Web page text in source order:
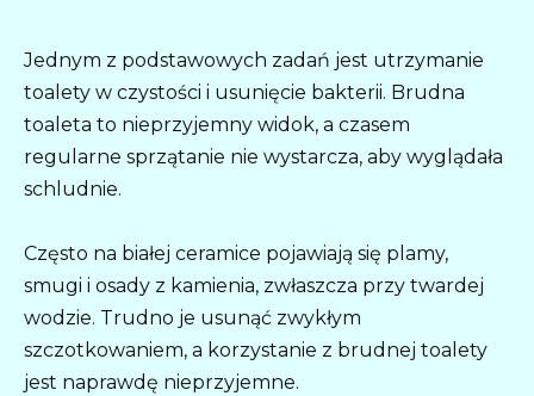
Jednym z podstawowych zadań jest utrzymanie
toalety w czystości i usunięcie bakterii. Brudna
toaleta to nieprzyjemny widok, a czasem
regularne sprzątanie nie wystarcza, aby wyglądała
schludnie.
Często na białej ceramice pojawiają się plamy,
smugi i osady z kamienia, zwłaszcza przy twardej
wodzie. Trudno je usunąć zwykłym
szczotkowaniem, a korzystanie z brudnej toalety
jest naprawdę nieprzyjemne.